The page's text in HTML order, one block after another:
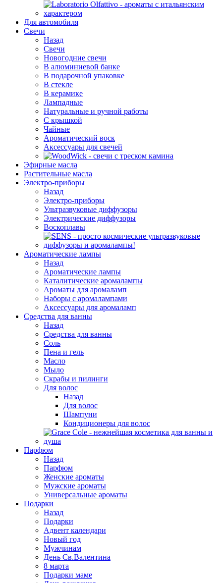
Для автомобиля
Свечи
Назад
Свечи
Новогодние свечи
В алюминиевой банке
В подарочной упаковке
В стекле
В керамике
Лампадные
Натуральные и ручной работы
С крышкой
Чайные
Ароматический воск
Аксессуары для свечей
Эфирные масла
Растительные масла
Электро-приборы
Назад
Электро-приборы
Ультразвуковые диффузоры
Электрические диффузоры
Воскоплавы
Ароматические лампы
Назад
Ароматические лампы
Каталитические аромалампы
Ароматы для аромаламп
Наборы с аромалампами
Аксессуары для аромаламп
Средства для ванны
Назад
Средства для ванны
Соль
Пена и гель
Масло
Мыло
Скрабы и пилинги
Для волос
Назад
Для волос
Шампуни
Кондиционеры для волос
Парфюм
Назад
Парфюм
Женские ароматы
Мужские ароматы
Универсальные ароматы
Подарки
Назад
Подарки
Адвент календари
Новый год
Мужчинам
День Св.Валентина
8 марта
Подарки маме